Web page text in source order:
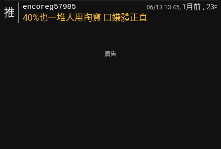
推 encoreg57985 06/13 13:45, 1月前 , 23F
40%也一堆人用掏寶 口嫌體正直
廣告